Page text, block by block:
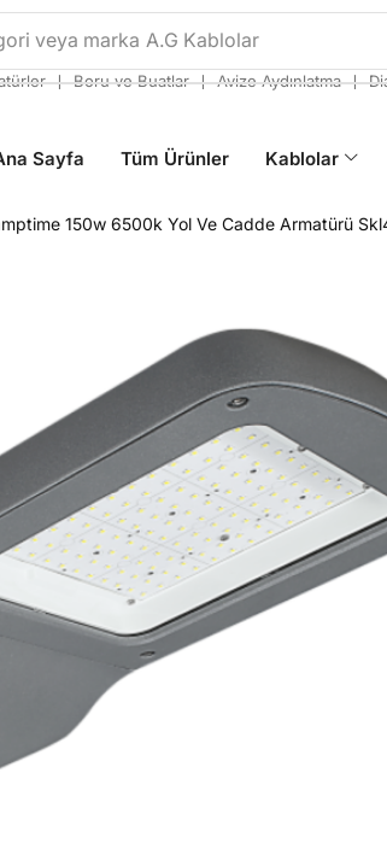
veya marka A.G Kablolar
❘ Boru ve Buatlar ❘ Avize Aydınlatma ❘
Sayfa Tüm Ürünler Kablolar
150w 6500k Yol Ve Cadde Armatürü